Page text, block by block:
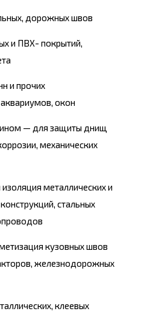
дорожных швов
и ПВХ- покрытий,
и прочих
аквариумов, окон
— для защиты днищ
механических
металлических и
стальных
кузовных швов
железнодорожных
клеевых